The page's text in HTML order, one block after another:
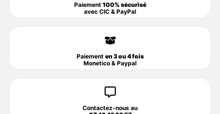
Paiement 100% sécurisé
avec CIC & PayPal
Paiement en 3 ou 4 fois
Monetico & Paypal
Contactez-nous au